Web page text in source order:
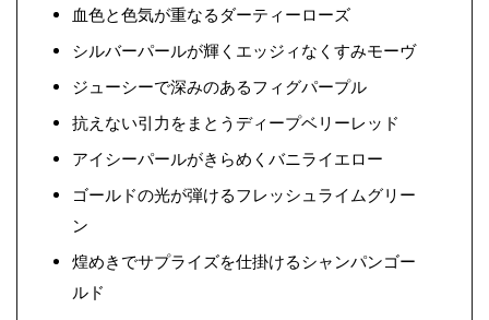
血色と色気が重なるダーティーローズ
シルバーパールが輝くエッジィなくすみモーヴ
ジューシーで深みのあるフィグパープル
抗えない引力をまとうディープベリーレッド
アイシーパールがきらめくバニライエロー
ゴールドの光が弾けるフレッシュライムグリー
ン
煌めきでサプライズを仕掛けるシャンパンゴー
ルド